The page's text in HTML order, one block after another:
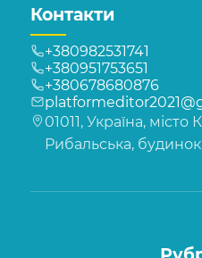
Контакти
+380982531741
+380951753651
+380678680876
01011, Україна, місто
Рибальська, будинок,